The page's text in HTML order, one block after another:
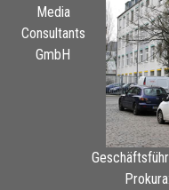
Media
Consultants
GmbH